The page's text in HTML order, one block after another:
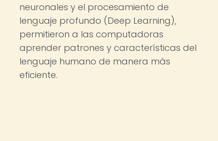
neuronales y el procesamiento de
lenguaje profundo (Deep Learning),
permitieron a las computadoras
aprender patrones y características del
lenguaje humano de manera más
eficiente.